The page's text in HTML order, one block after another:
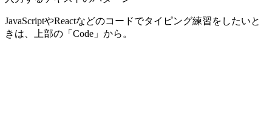
JavaScriptやReactなどのコードでタイピング練習をしたいと
きは、上部の「Code」から。